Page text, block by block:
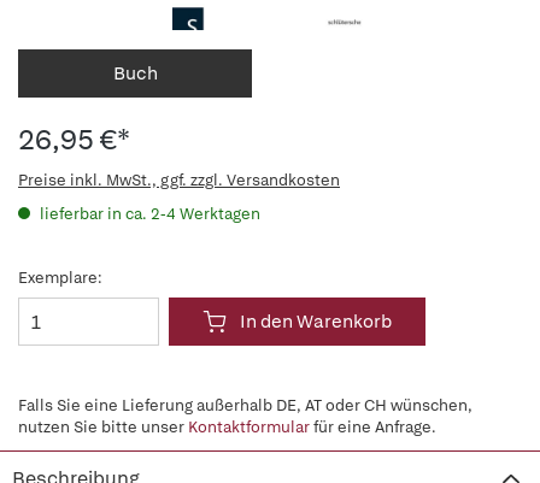
Buch
26,95 €*
Preise inkl. MwSt., ggf. zzgl. Versandkosten
lieferbar in ca. 2-4 Werktagen
Exemplare:
In den Warenkorb
Falls Sie eine Lieferung außerhalb DE, AT oder CH wünschen,
nutzen Sie bitte unser Kontaktformularfür eine Anfrage.